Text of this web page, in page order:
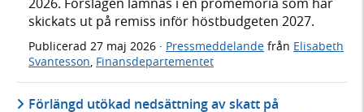
skickats ut på remiss inför höstbudgeten 2027.
Publicerad 27 maj 2026 · Pressmeddelande från Elisabeth
Svantesson, Finansdepartementet
Förlängd utökad nedsättning av skatt på